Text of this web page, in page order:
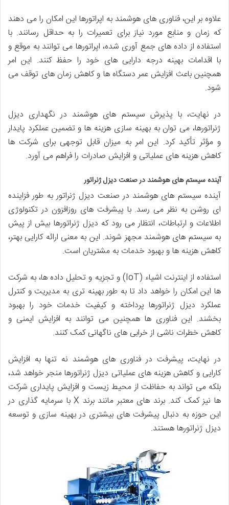
علاوه بر این، فناوری های هوشمند به اپراتورها این امکان را می دهند
که زمان و منابع مورد نیاز برای تعمیرات را به حداقل رسانند. با
استفاده از داده های جمع آوری شده، اپراتورها می توانند به موقع و
با اقدامات بهینه درجه دارایی های خود را حفظ کنند. این امر
همچنین باعث افزایش عمر دستگاه ها و کاهش زمان های توقف می
شود.
در نهایت، با پذیرش سیستم های هوشمند در نگهداری دیزل
ژنراتورها، می توان به بهینه سازی هزینه ها و تضمین عملکرد پایدار
و مؤثر تأکید کرد. این امر به میزان قابل توجهی برای شرکت ها
کاهش هزینه های عملیاتی و افزایش صادرات را فراهم می آورد.
آینده سیستم های هوشمند در صنعت دیزل ژنراتور
آینده سیستم های هوشمند در صنعت دیزل ژنراتور به طور فزاینده
ای روشن به نظر می رسد. با پیشرفت های روزافزون در تکنولوژی
اطلاعات و ارتباطات، انتظار می رود که دیزل ژنراتورها بیش از پیش
به سیستم های هوشمند مجهز شوند. این به معنی ارائه کارایی بهتر،
کاهش هزینه ها و بهبود خدمات به مشتریان است.
استفاده از اینترنت اشیاء (IoT) و تجزیه و تحلیل داده ها، به شرکت
ها این امکان را خواهد داد تا به طور بهینه تری به مدیریت و کنترل
عملکرد دیزل ژنراتورها پرداخته و کیفیت خدمات خود را بهبود
بخشند. این فناوری ها همچنین می توانند به افزایش ایمنی و
کاهش خطرات ناشی از خرابی های ناگهانی کمک کنند.
در نهایت، پیشرفت در فناوری های هوشمند نه تنها به افزایش
کارایی و کاهش هزینه های عملیاتی دیزل ژنراتورها منجر خواهد شد،
بلکه می تواند به حفاظت از محیط زیست و افزایش پایداری شرکت
ها نیز کمک کند. برند های معتبر مانند برند X با سرمایه گذاری در
این حوزه به دنبال پیشرفت های بیشتری در بهینه سازی و توسعه
دیزل ژنراتورها هستند.